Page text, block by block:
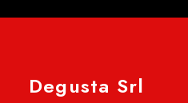
Degusta Srl